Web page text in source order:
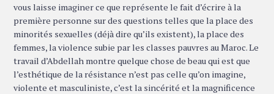
vous laisse imaginer ce que représente le fait d’écrire à la
première personne sur des questions telles que la place des
minorités sexuelles (déjà dire qu’ils existent), la place des
femmes, la violence subie par les classes pauvres au Maroc. Le
travail d’Abdellah montre quelque chose de beau qui est que
l’esthétique de la résistance n’est pas celle qu’on imagine,
violente et masculiniste, c’est la sincérité et la magnificence